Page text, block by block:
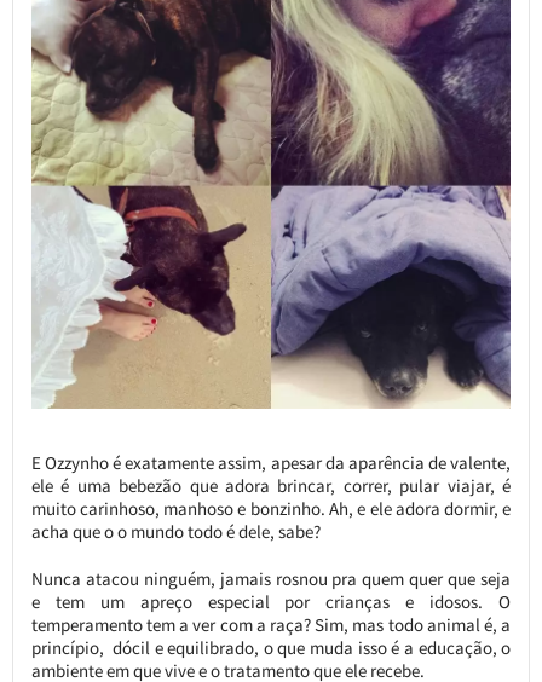
E Ozzynho é exatamente assim, apesar da aparência de valente,
ele é uma bebezão que adora brincar, correr, pular viajar, é
muito carinhoso, manhoso e bonzinho. Ah, e ele adora dormir, e
acha que o o mundo todo é dele, sabe?
Nunca atacou ninguém, jamais rosnou pra quem quer que seja
e tem um apreço especial por crianças e idosos. O
temperamento tem a ver com a raça? Sim, mas todo animal é, a
princípio, dócil e equilibrado, o que muda isso é a educação, o
ambiente em que vive e o tratamento que ele recebe.